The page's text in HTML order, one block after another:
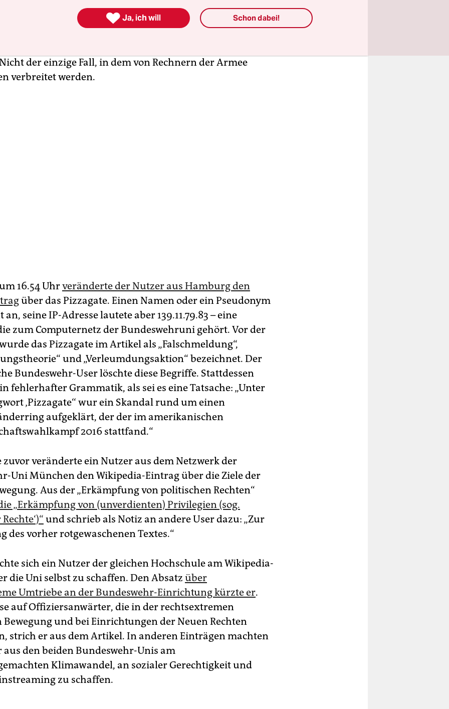
macht die Geschichte immer noch Karriere – und das
der einzige Fall, in dem von Rechnern der Armee
verbreitet werden.
16.54 Uhrveränderte der Nutzer aus Hamburg den
über das Pizzagate. Einen Namen oder ein Pseudonym
an, seine IP-Adresse lautete aber 139.11.79.83 – eine
zum Computernetz der Bundeswehruni gehört. Vor der
das Pizzagate im Artikel als „Falschmeldung“,
und „Verleumdungsaktion“ bezeichnet. Der
Bundeswehr-User löschte diese Begriffe. Stattdessen
fehlerhafter Grammatik, als sei es eine Tatsache: „Unter
‚Pizzagate‘‘ wur ein Skandal rund um einen
aufgeklärt, der der im amerikanischen
2016 stattfand.“
zuvor veränderte ein Nutzer aus dem Netzwerk der
Uni München den Wikipedia-Eintrag über die Ziele der
Aus der „Erkämpfung von politischen Rechten“
„Erkämpfung von (unverdienten) Privilegien (sog.
und schrieb als Notiz an andere User dazu: „Zur
des vorher rotgewaschenen Textes.“
sich ein Nutzer der gleichen Hochschule am Wikipedia-
die Uni selbst zu schaffen. Den Absatz über
Umtriebe an der Bundeswehr-Einrichtung kürzte er.
auf Offiziersanwärter, die in der rechtsextremen
und bei Einrichtungen der Neuen Rechten
strich er aus dem Artikel. In anderen Einträgen machten
aus den beiden Bundeswehr-Unis am
Klimawandel, an sozialer Gerechtigkeit und
zu schaffen.
 Ja, ich will Schon dabei!